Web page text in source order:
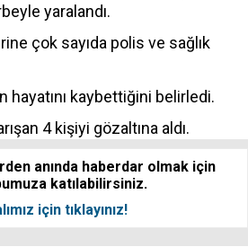
yaralandı.
çok sayıda polis ve sağlık
hayatını kaybettiğini belirledi.
4 kişiyi gözaltına aldı.
anında haberdar olmak için
katılabilirsiniz.
için tıklayınız!